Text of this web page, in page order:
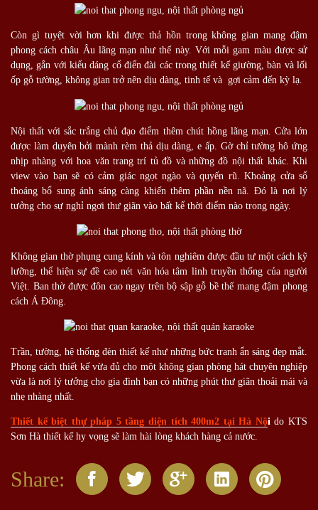
Còn gì tuyệt vời hơn khi được thả hồn trong không gian mang đậm
phong cách châu Âu lãng mạn như thế này. Với mỗi gam màu được sử
dụng, gắn với kiểu dáng cổ điển đài các trong thiết kế giường, bàn và lối
ốp gỗ tường, không gian trở nên dịu dàng, tinh tế và gợi cảm đến kỳ lạ.
Nội thất với sắc trắng chủ đạo điểm thêm chút hồng lãng mạn. Cửa lớn
được làm duyên bởi mành rèm thả dịu dàng, e ấp. Gờ chỉ tường hô ứng
nhịp nhàng với hoa văn trang trí tủ đồ và những đồ nội thất khác. Khi
view vào bạn sẽ có cảm giác ngọt ngào và quyến rũ. Khoảng cửa sổ
thoáng bổ sung ánh sáng càng khiến thêm phần nền nã. Đó là nơi lý
tưởng cho sự nghỉ ngơi thư giãn vào bất kể thời điểm nào trong ngày.
Không gian thờ phụng cung kính và tôn nghiêm được đầu tư một cách kỹ
lưỡng, thể hiện sự đề cao nét văn hóa tâm linh truyền thống của người
Việt. Ban thờ được đôn cao ngay trên bộ sập gỗ bề thế mang đậm phong
cách Á Đông.
Trần, tường, hệ thống đèn thiết kế như những bức tranh ẩn sáng đẹp mắt.
Phong cách thiết kế vừa đủ cho một không gian phòng hát chuyên nghiệp
vừa là nơi lý tưởng cho gia đình bạn có những phút thư giãn thoải mái và
nhẹ nhàng nhất.
Thiết kế biệt thự pháp 5 tầng diện tích 400m2 tại Hà Nộido KTS
Sơn Hà thiết kế hy vọng sẽ làm hài lòng khách hàng cả nước.
Share: